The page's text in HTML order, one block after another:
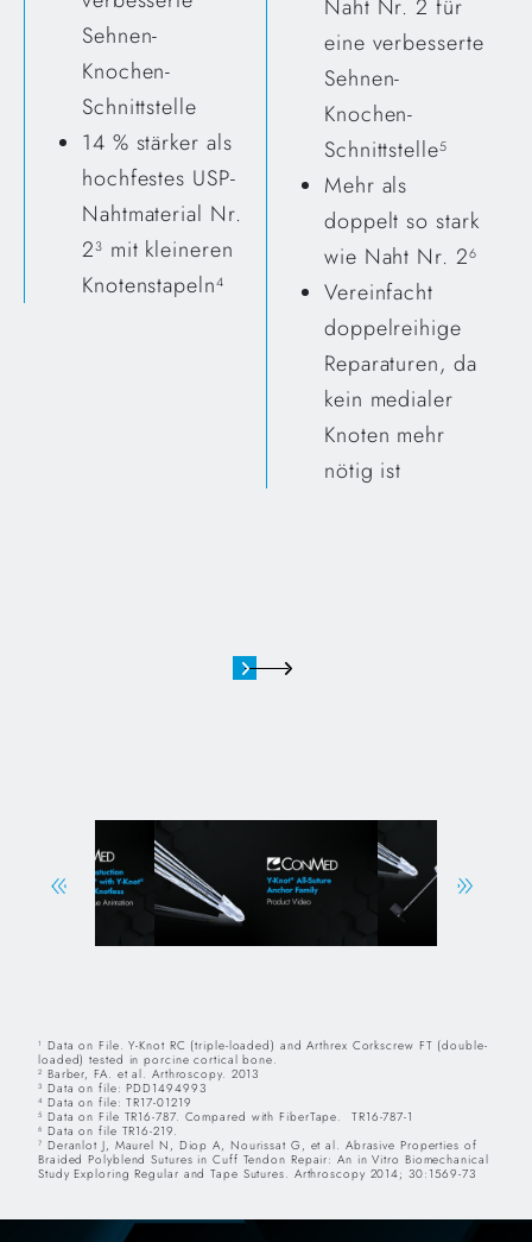
Sehnen-
Knochen-
Schnittstelle
14 % stärker als
hochfestes USP-
Nahtmaterial Nr.
23 mit kleineren
Knotenstapeln4
Naht Nr. 2 für
eine verbesserte
Sehnen-
Knochen-
Schnittstelle5
Mehr als
doppelt so stark
wie Naht Nr. 26
Vereinfacht
doppelreihige
Reparaturen, da
kein medialer
Knoten mehr
nötig ist
1
Data on File. Y-Knot RC (triple-loaded) and Arthrex Corkscrew FT (double-
loaded) tested in porcine cortical bone.
2 Barber, FA. et al. Arthroscopy. 2013
3 Data on file: PDD1494993
4 Data on file: TR17-01219
5 Data on File TR16-787. Compared with FiberTape. TR16-787-1
6 Data on file TR16-219.
7
Deranlot J, Maurel N, Diop A, Nourissat G, et al. Abrasive Properties of
Braided Polyblend Sutures in Cuff Tendon Repair: An in Vitro Biomechanical
Study Exploring Regular and Tape Sutures. Arthroscopy 2014; 30:1569-73